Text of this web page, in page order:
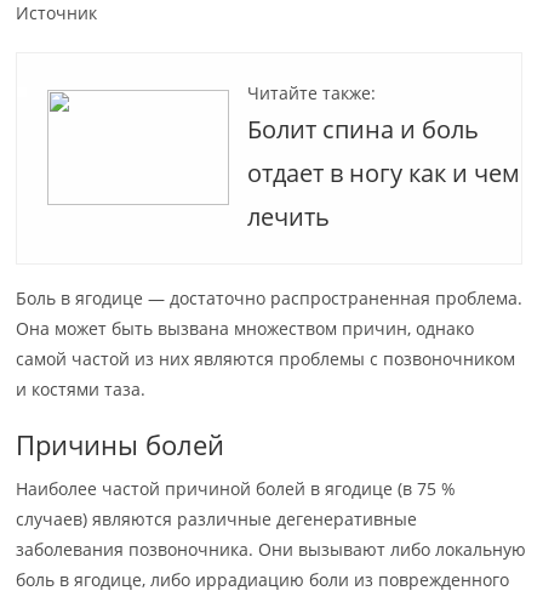
Источник
Читайте также:
Болит спина и боль
отдает в ногу как и чем
лечить
Боль в ягодице — достаточно распространенная проблема.
Она может быть вызвана множеством причин, однако
самой частой из них являются проблемы с позвоночником
и костями таза.
Причины болей
Наиболее частой причиной болей в ягодице (в 75 %
случаев) являются различные дегенеративные
заболевания позвоночника. Они вызывают либо локальную
боль в ягодице, либо иррадиацию боли из поврежденного